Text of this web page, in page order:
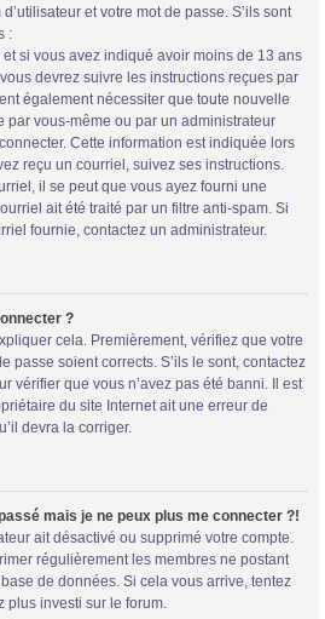
masculines FtM/FtX/Ft*
et votre mot de passe. S’ils sont
:
si vous avez indiqué avoir moins de 13 ans
devrez suivre les instructions reçues par
également nécessiter que toute nouvelle
par vous-même ou par un administrateur
Cette information est indiquée lors
reçu un courriel, suivez ses instructions.
il se peut que vous ayez fourni une
ait été traité par un filtre anti-spam. Si
fournie, contactez un administrateur.
?
cela. Premièrement, vérifiez que votre
passe soient corrects. S’ils le sont, contactez
vérifier que vous n’avez pas été banni. Il est
du site Internet ait une erreur de
devra la corriger.
mais je ne peux plus me connecter ?!
ait désactivé ou supprimé votre compte.
régulièrement les membres ne postant
de données. Si cela vous arrive, tentez
plus investi sur le forum.